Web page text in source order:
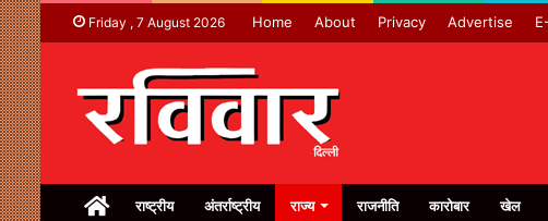
Friday , 7 August 2026 Home About Privacy Advertise
Homeराष्ट्रीय अंतर्राष्ट्रीय राज्य राजनीति कारोबार खेल